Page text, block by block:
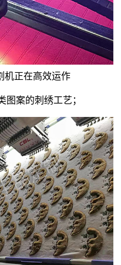
机正在高效运作
图案的刺绣工艺；